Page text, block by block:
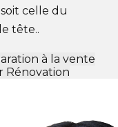
celle du
tête..
à la vente
Rénovation